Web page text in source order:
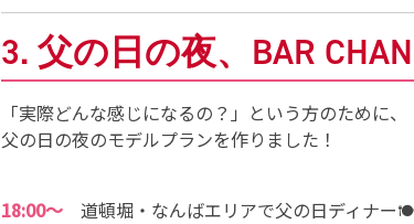
3. 父の日の夜、BAR
「実際どんな感じになるの？」という方のために、
父の日の夜のモデルプランを作りました！
18:00〜 道頓堀・なんばエリアで父の日ディナー